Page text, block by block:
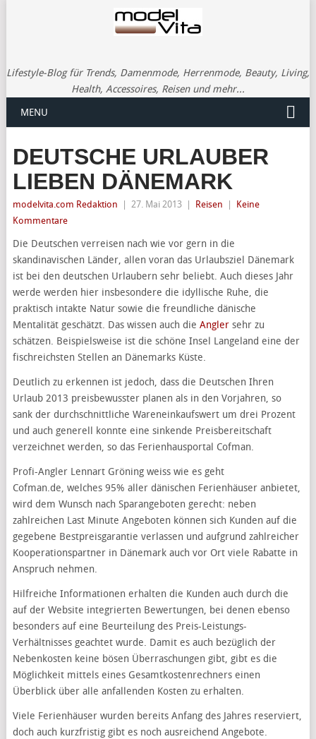
Lifestyle-Blog für Trends, Damenmode, Herrenmode, Beauty, Living,
Health, Accessoires, Reisen und mehr...
MENU
DEUTSCHE URLAUBER
LIEBEN DÄNEMARK
modelvita.com Redaktion 27. Mai 2013 Reisen
Keine
Kommentare
Die Deutschen verreisen nach wie vor gern in die
skandinavischen Länder, allen voran das Urlaubsziel Dänemark
ist bei den deutschen Urlaubern sehr beliebt. Auch dieses Jahr
werde werden hier insbesondere die idyllische Ruhe, die
praktisch intakte Natur sowie die freundliche dänische
Mentalität geschätzt. Das wissen auch die Anglersehr zu
schätzen. Beispielsweise ist die schöne Insel Langeland eine der
fischreichsten Stellen an Dänemarks Küste.
Deutlich zu erkennen ist jedoch, dass die Deutschen Ihren
Urlaub 2013 preisbewusster planen als in den Vorjahren, so
sank der durchschnittliche Wareneinkaufswert um drei Prozent
und auch generell konnte eine sinkende Preisbereitschaft
verzeichnet werden, so das Ferienhausportal Cofman.
Profi-Angler Lennart Gröning weiss wie es geht
Cofman.de, welches 95% aller dänischen Ferienhäuser anbietet,
wird dem Wunsch nach Sparangeboten gerecht: neben
zahlreichen Last Minute Angeboten können sich Kunden auf die
gegebene Bestpreisgarantie verlassen und aufgrund zahlreicher
Kooperationspartner in Dänemark auch vor Ort viele Rabatte in
Anspruch nehmen.
Hilfreiche Informationen erhalten die Kunden auch durch die
auf der Website integrierten Bewertungen, bei denen ebenso
besonders auf eine Beurteilung des Preis-Leistungs-
Verhältnisses geachtet wurde. Damit es auch bezüglich der
Nebenkosten keine bösen Überraschungen gibt, gibt es die
Möglichkeit mittels eines Gesamtkostenrechners einen
Überblick über alle anfallenden Kosten zu erhalten.
Viele Ferienhäuser wurden bereits Anfang des Jahres reserviert,
doch auch kurzfristig gibt es noch ausreichend Angebote.